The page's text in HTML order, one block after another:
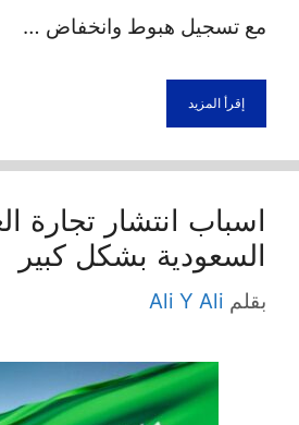
مع تسجيل هبوط وانخفاض …
إقرأ المزيد
اسباب انتشار تجارة
السعودية بشكل كبير
بقلم Ali Y Ali